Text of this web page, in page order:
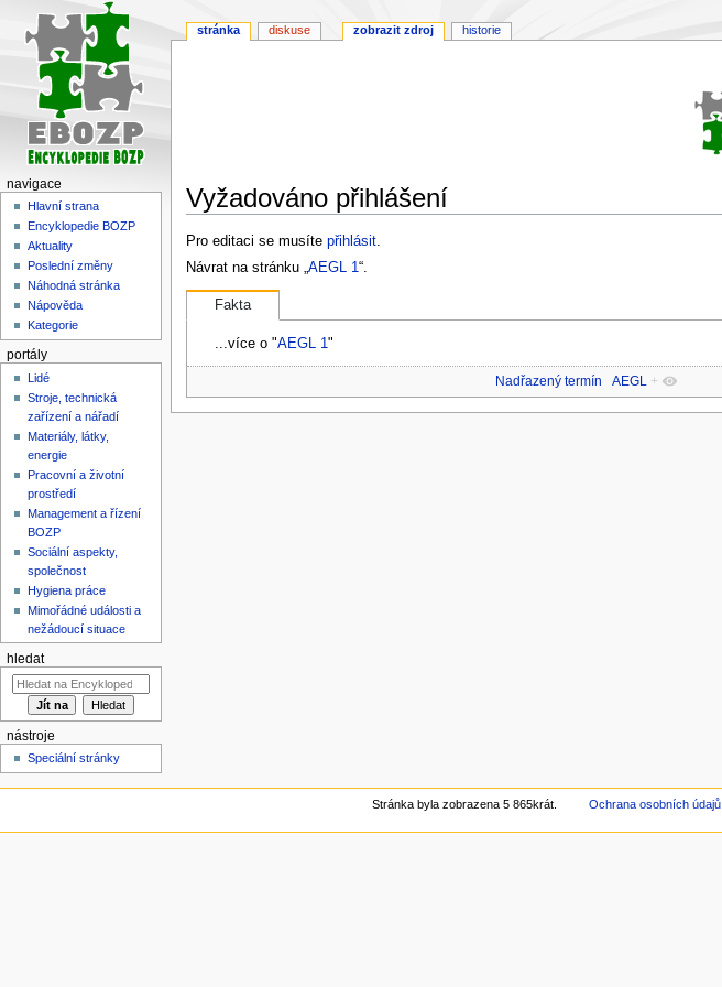
Vyžadováno přihlášení
Skočit
na
Skočit
na
Pro editaci se musíte přihlásit.
Návrat na stránku „AEGL 1“.
Fakta
...více o "AEGL 1"
Nadřazený termín AEGL +
stránka diskuse zobrazit zdroj historie
navigace
Hlavní strana
Encyklopedie BOZP
Aktuality
Poslední změny
Náhodná stránka
Nápověda
Kategorie
portály
Lidé
Stroje, technická
zařízení a nářadí
Materiály, látky,
energie
Pracovní a životní
prostředí
Management a řízení
BOZP
Sociální aspekty,
společnost
Hygiena práce
Mimořádné události a
nežádoucí situace
hledat
nástroje
Speciální stránky
Stránka byla zobrazena 5 865krát. Ochrana osobních údajů